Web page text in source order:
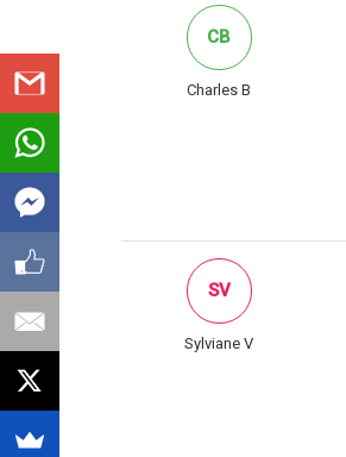
CB
Charles B
SV
Sylviane V